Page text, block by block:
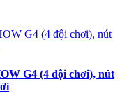
G4 (4 đội chơi), nút